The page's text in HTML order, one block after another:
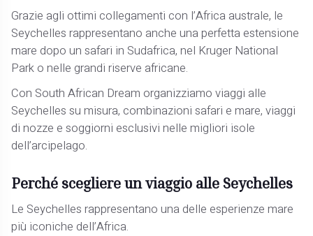
Grazie agli ottimi collegamenti con l’Africa australe, le
Seychelles rappresentano anche una perfetta estensione
mare dopo un safari in Sudafrica, nel Kruger National
Park o nelle grandi riserve africane.
Con South African Dream organizziamo viaggi alle
Seychelles su misura, combinazioni safari e mare, viaggi
di nozze e soggiorni esclusivi nelle migliori isole
dell’arcipelago.
Perché scegliere un viaggio alle Seychelles
Le Seychelles rappresentano una delle esperienze mare
più iconiche dell’Africa.